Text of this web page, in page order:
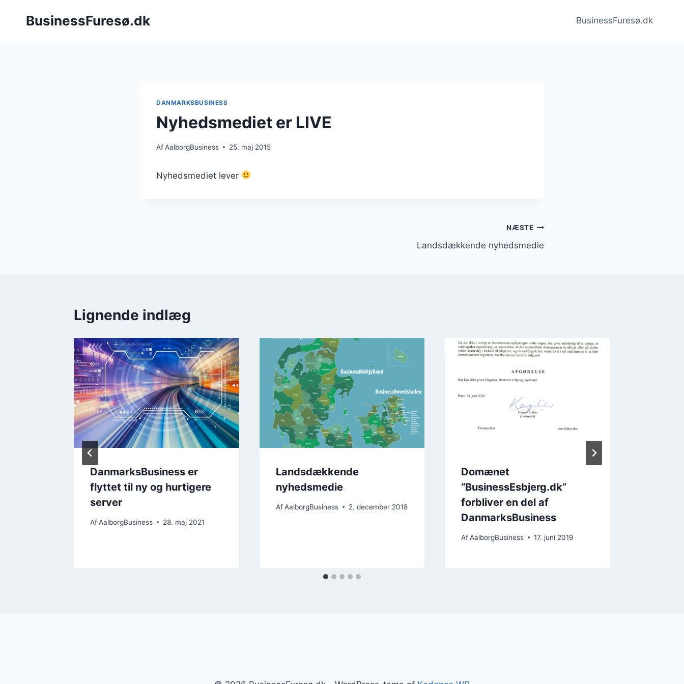
BusinessFuresø.dk BusinessFuresø.dk
DANMARKSBUSINESS
Nyhedsmediet er LIVE
AfAalborgBusiness 25. maj 2015
Nyhedsmediet lever
NÆSTE
Landsdækkende nyhedsmedie
Lignende indlæg
DanmarksBusiness er
flyttet til ny og hurtigere
server
Af AalborgBusiness 28. maj 2021
Landsdækkende
nyhedsmedie
Af AalborgBusiness 2. december 2018
Domænet
“BusinessEsbjerg.dk”
forbliver en del af
DanmarksBusiness
Af AalborgBusiness 17. juni 2019